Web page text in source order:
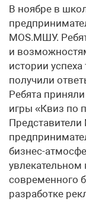
В ноябре в
MOS.МШУ.
и
истории
получили
Ребята
игры «Квиз по
бизнес-
современного
разработке